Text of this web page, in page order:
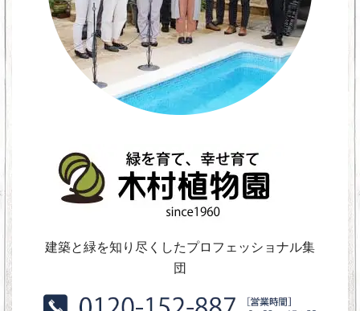
建築と緑を知り尽くしたプロフェッショナル集
団